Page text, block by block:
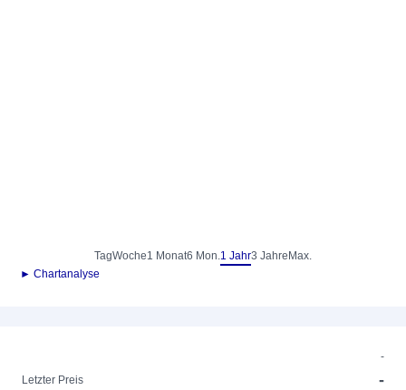
TagWoche1 Monat6 Mon.1 Jahr3 Jahre Max.
► Chartanalyse
-
Letzter Preis
-